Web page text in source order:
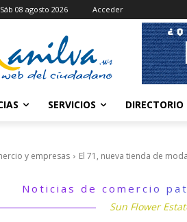
Sáb 08 agosto 2026 Acceder
SERVICIOS
y empresas El 71, nueva tienda de moda
Noticias de comercio
Sun Flower